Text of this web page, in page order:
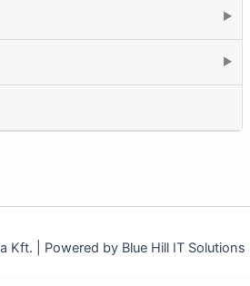
▶
▶
| Powered by Blue Hill IT Solutions